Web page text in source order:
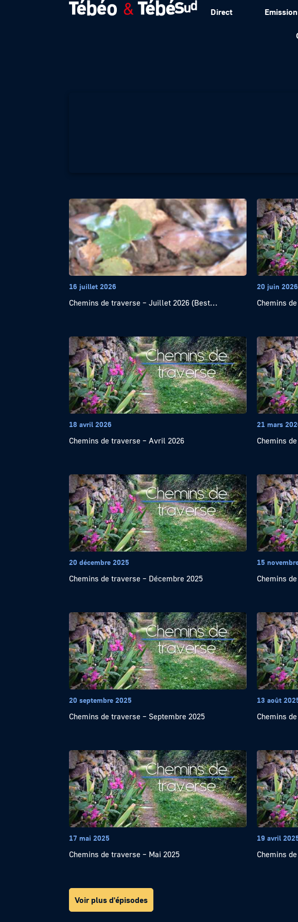
Direct
Chemins de traverse –
16 juillet 2026
Chemins de traverse – Juillet 2026 (Best...
20 juin 2026
Chemins
18 avril 2026
Chemins de traverse – Avril 2026
21 mars
Chemins
20 décembre 2025
Chemins de traverse – Décembre 2025
15
Chemins
20 septembre 2025
Chemins de traverse – Septembre 2025
13 août
Chemins
17 mai 2025
Chemins de traverse – Mai 2025
19 avril
Chemins
Voir plus d'épisodes